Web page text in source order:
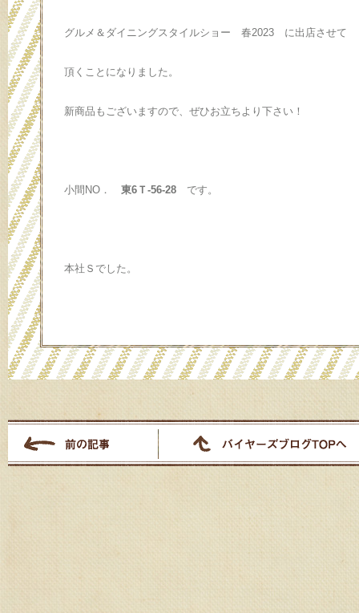
グルメ＆ダイニングスタイルショー 春2023 に出店させて
頂くことになりました。
新商品もございますので、ぜひお立ちより下さい！
小間NO． 東6Ｔ-56-28 です。
本社Ｓでした。